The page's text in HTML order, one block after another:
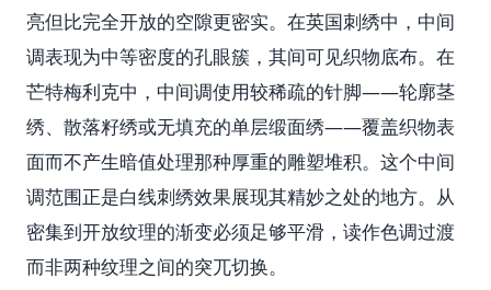
亮但比完全开放的空隙更密实。在英国刺绣中，中间
调表现为中等密度的孔眼簇，其间可见织物底布。在
芒特梅利克中，中间调使用较稀疏的针脚——轮廓茎
绣、散落籽绣或无填充的单层缎面绣——覆盖织物表
面而不产生暗值处理那种厚重的雕塑堆积。这个中间
调范围正是白线刺绣效果展现其精妙之处的地方。从
密集到开放纹理的渐变必须足够平滑，读作色调过渡
而非两种纹理之间的突兀切换。